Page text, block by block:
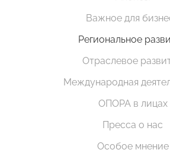
Важное для
Региональное
Отраслевое
Международная
ОПОРА в лицах
Пресса о нас
Особое мнение